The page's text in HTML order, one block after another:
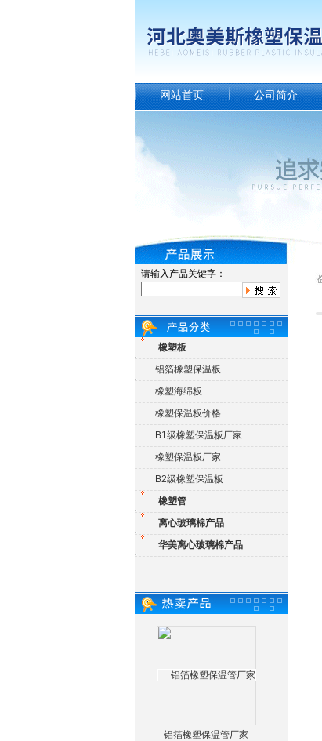
网站首页 公司简介
请输入产品关键字：
橡塑板
铝箔橡塑保温板
橡塑海绵板
橡塑保温板价格
B1级橡塑保温板厂家
橡塑保温板厂家
B2级橡塑保温板
橡塑管
离心玻璃棉产品
华美离心玻璃棉产品
铝箔橡塑保温管厂家